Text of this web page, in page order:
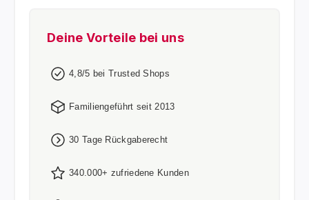
Deine Vorteile bei uns
4,8/5 bei Trusted Shops
Familiengeführt seit 2013
30 Tage Rückgaberecht
340.000+ zufriedene Kunden